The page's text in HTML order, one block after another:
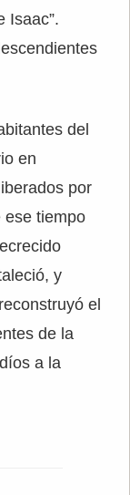
Isaac”.
del
en
por
ese tiempo
y
el
de la
a la